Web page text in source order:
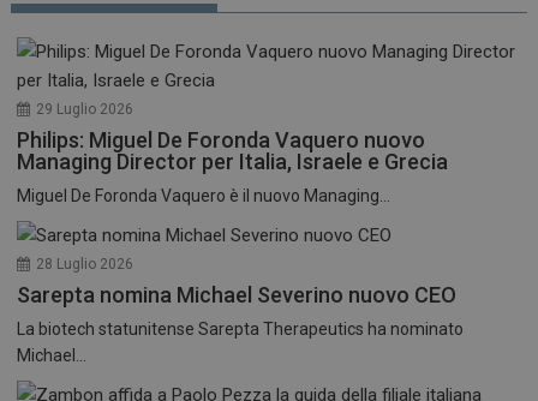
29 Luglio 2026
Philips: Miguel De Foronda Vaquero nuovo
Managing Director per Italia, Israele e Grecia
Miguel De Foronda Vaquero è il nuovo Managing...
28 Luglio 2026
Sarepta nomina Michael Severino nuovo CEO
La biotech statunitense Sarepta Therapeutics ha nominato
Michael...